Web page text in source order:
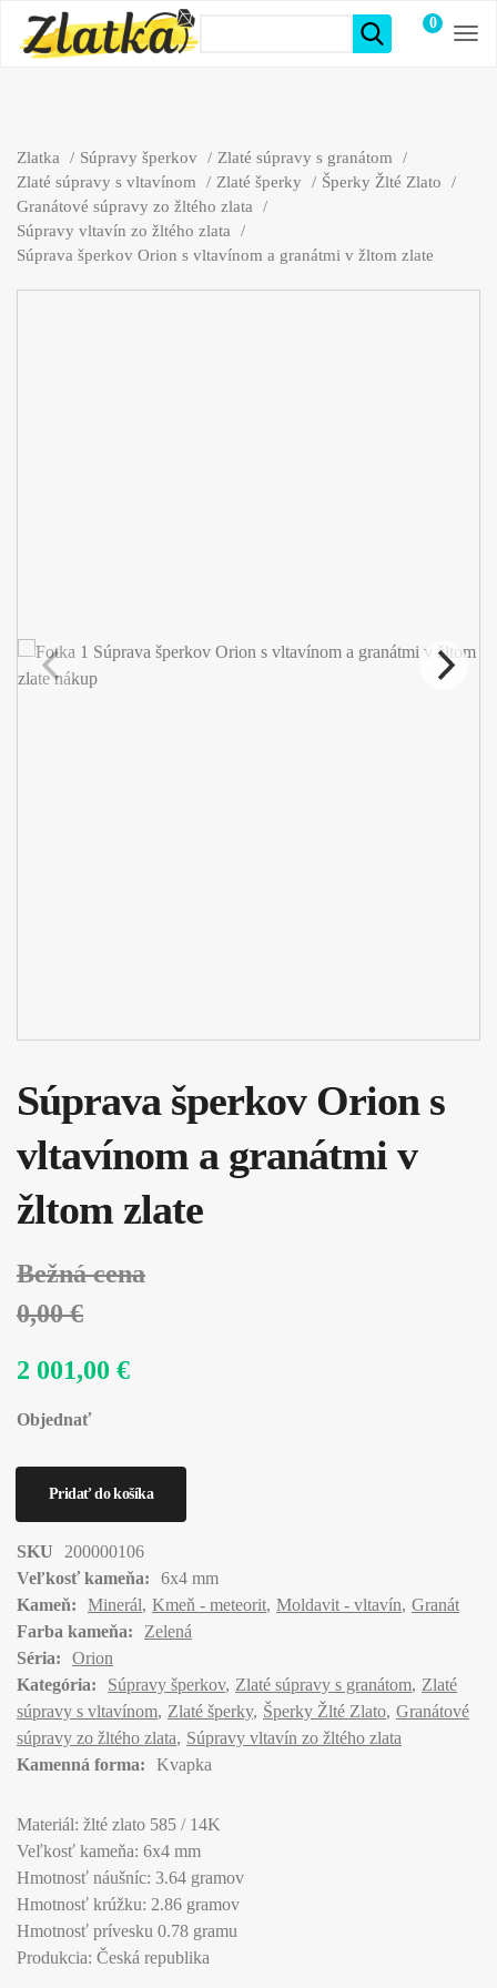
0
položiek
Zlatka Súpravy šperkov
Zlaté súpravy s granátom
Zlaté súpravy s vltavínom
Zlaté šperky
Šperky Žlté Zlato
Granátové súpravy zo žltého zlata
Súpravy vltavín zo žltého zlata
Súprava šperkov Orion s vltavínom a granátmi v žltom zlate
Súprava šperkov Orion s
vltavínom a granátmi v
žltom zlate
Bežná cena
0,00 €
2 001,00 €
Objednať
SKU
200000106
Veľkosť kameňa:
6x4 mm
Kameň:
Minerál Kmeň - meteorit Moldavit - vltavín Granát
Farba kameňa:
Zelená
Séria:
Orion
Kategória:
Súpravy šperkov Zlaté súpravy s granátom Zlaté
súpravy s vltavínom Zlaté šperky Šperky Žlté Zlato Granátové
súpravy zo žltého zlata
Súpravy vltavín zo žltého zlata
Kamenná forma:
Kvapka
Materiál: žlté zlato 585 / 14K
Veľkosť kameňa: 6x4 mm
Hmotnosť náušníc: 3.64 gramov
Hmotnosť krúžku: 2.86 gramov
Hmotnosť prívesku 0.78 gramu
Produkcia: Česká republika